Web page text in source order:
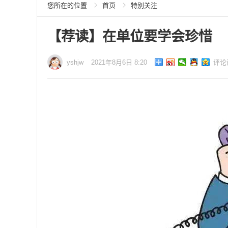
您所在的位置 首页 特别关注
【荐读】在单位要学会珍惜
yshjw 2021年8月6日 8:20 评论